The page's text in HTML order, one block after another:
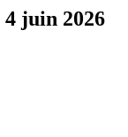
juin 2026